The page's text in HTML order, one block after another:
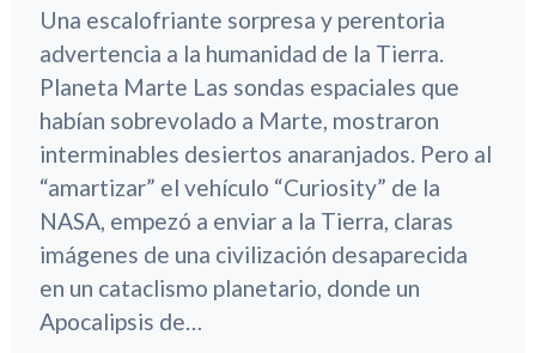
Una escalofriante sorpresa y perentoria
advertencia a la humanidad de la Tierra.
Planeta Marte Las sondas espaciales que
habían sobrevolado a Marte, mostraron
interminables desiertos anaranjados. Pero al
“amartizar” el vehículo “Curiosity” de la
NASA, empezó a enviar a la Tierra, claras
imágenes de una civilización desaparecida
en un cataclismo planetario, donde un
Apocalipsis de…